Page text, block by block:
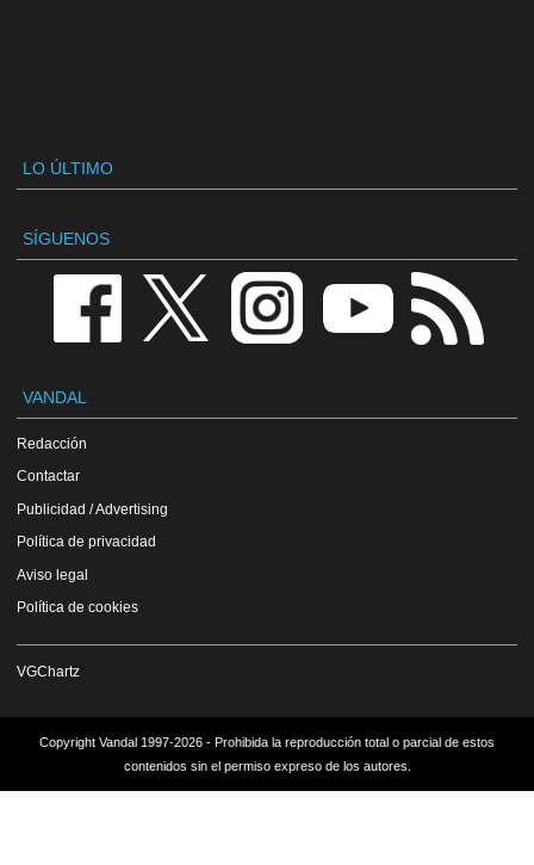
LO ÚLTIMO
SÍGUENOS
VANDAL
Redacción
Contactar
Publicidad / Advertising
Política de privacidad
Aviso legal
Política de cookies
VGChartz
Copyright Vandal 1997-2026 - Prohibida la reproducción total o parcial de estos
contenidos sin el permiso expreso de los autores.